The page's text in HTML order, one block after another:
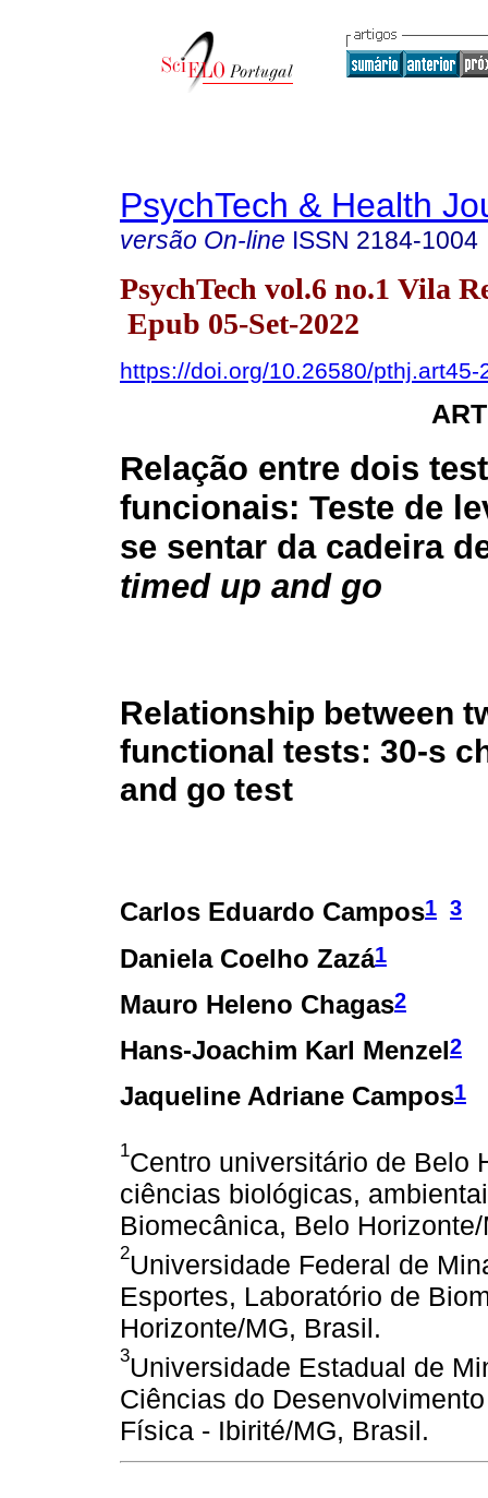
PsychTech & Health
versão On-line ISSN 2184-1004
PsychTech vol.6 no.1 Vila
Epub 05-Set-2022
https://doi.org/10.26580/pthj.art45-
Relação entre dois
funcionais: Teste de
se sentar da cadeira
timed up and go
Relationship between
functional tests: 30-s
and go test
Carlos Eduardo Campos1 3
Daniela Coelho Zazá1
Mauro Heleno Chagas2
Hans-Joachim Karl Menzel2
Jaqueline Adriane Campos1
1Centro universitário de Belo
ciências biológicas,
Biomecânica, Belo
2Universidade Federal de
Esportes, Laboratório de
Horizonte/MG, Brasil.
3Universidade Estadual de
Ciências do
Física - Ibirité/MG, Brasil.